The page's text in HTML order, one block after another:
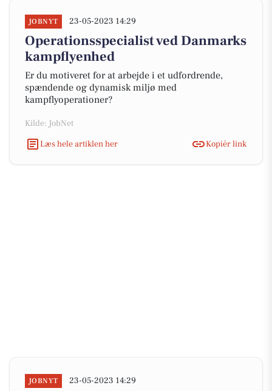
JOBNYT 23-05-2023 14:29
Operationsspecialist ved Danmarks
kampflyenhed
Er du motiveret for at arbejde i et udfordrende,
spændende og dynamisk miljø med
kampflyoperationer?
Kilde: JobNet
Læs hele artiklen her
Kopiér link
JOBNYT 23-05-2023 14:29